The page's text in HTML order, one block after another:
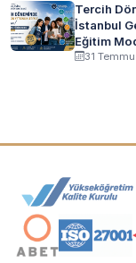
Tercih
İstanbul
Eğitim
31